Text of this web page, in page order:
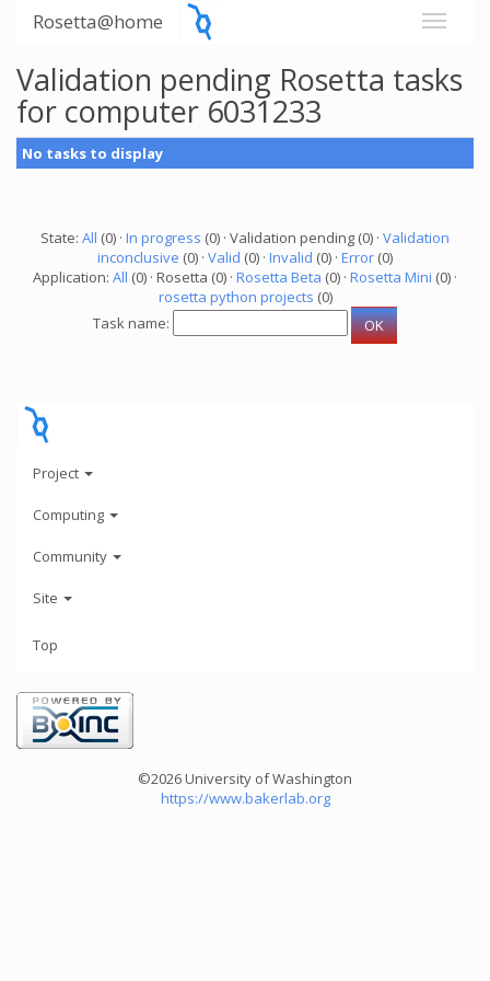
Rosetta@home
Validation pending Rosetta tasks
for computer 6031233
No tasks to display
State: All (0) · In progress (0) · Validation pending (0) · Validation
inconclusive (0) · Valid (0) · Invalid (0) · Error (0)
Application: All (0) · Rosetta (0) · Rosetta Beta (0) · Rosetta Mini (0) ·
rosetta python projects (0)
Task name:
Project
Computing
Community
Site
Top
©2026 University of Washington
https://www.bakerlab.org